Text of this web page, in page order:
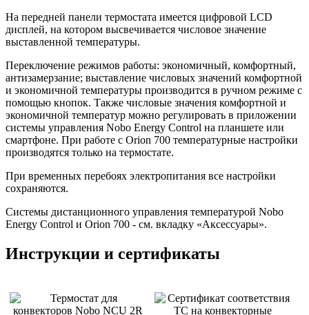
На передней панели термостата имеется цифровой LCD
дисплей, на котором высвечивается числовое значение
выставленной температуры.
Переключение режимов работы: экономичный, комфортный,
антизамерзание; выставление числовых значений комфортной
и экономичной температуры производится в ручном режиме с
помощью кнопок. Также числовые значения комфортной и
экономичной температур можно регулировать в приложении
системы управления Nobo Energy Control на планшете или
смартфоне. При работе с Orion 700 температурные настройки
производятся только на термостате.
При временных перебоях электропитания все настройки
сохраняются.
Системы дистанционного управления температурой Nobo
Energy Control и Orion 700 - см. вкладку «Аксессуары».
Инструкции и сертификаты